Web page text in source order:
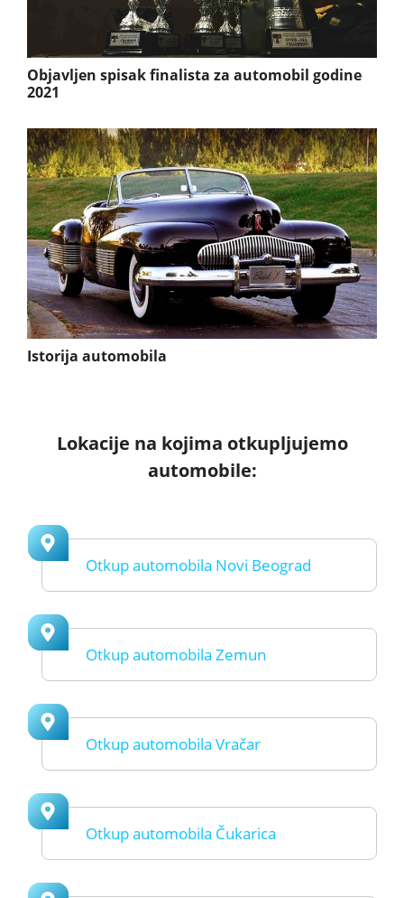
Objavljen spisak finalista za automobil godine
2021
Istorija automobila
Lokacije na kojima otkupljujemo
automobile:
Otkup automobila Novi Beograd
Otkup automobila Zemun
Otkup automobila Vračar
Otkup automobila Čukarica